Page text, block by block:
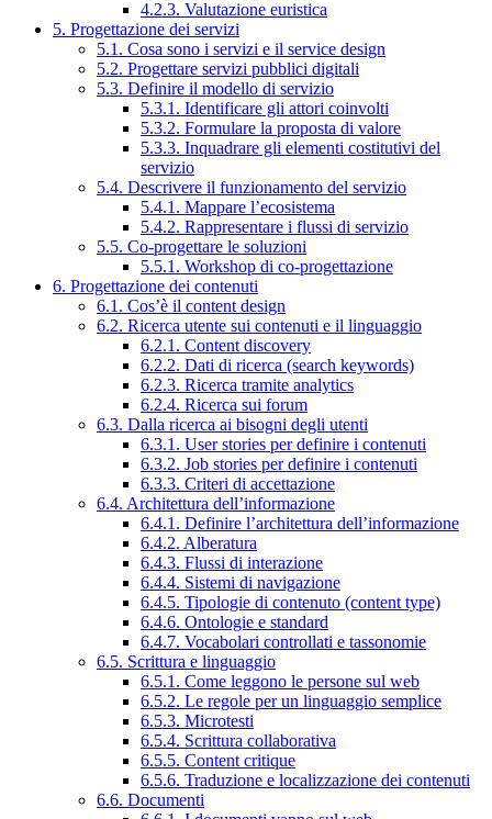
4.2.3. Valutazione euristica
5. Progettazione dei servizi
5.1. Cosa sono i servizi e il service design
5.2. Progettare servizi pubblici digitali
5.3. Definire il modello di servizio
5.3.1. Identificare gli attori coinvolti
5.3.2. Formulare la proposta di valore
5.3.3. Inquadrare gli elementi costitutivi del
servizio
5.4. Descrivere il funzionamento del servizio
5.4.1. Mappare l’ecosistema
5.4.2. Rappresentare i flussi di servizio
5.5. Co-progettare le soluzioni
5.5.1. Workshop di co-progettazione
6. Progettazione dei contenuti
6.1. Cos’è il content design
6.2. Ricerca utente sui contenuti e il linguaggio
6.2.1. Content discovery
6.2.2. Dati di ricerca (search keywords)
6.2.3. Ricerca tramite analytics
6.2.4. Ricerca sui forum
6.3. Dalla ricerca ai bisogni degli utenti
6.3.1. User stories per definire i contenuti
6.3.2. Job stories per definire i contenuti
6.3.3. Criteri di accettazione
6.4. Architettura dell’informazione
6.4.1. Definire l’architettura dell’informazione
6.4.2. Alberatura
6.4.3. Flussi di interazione
6.4.4. Sistemi di navigazione
6.4.5. Tipologie di contenuto (content type)
6.4.6. Ontologie e standard
6.4.7. Vocabolari controllati e tassonomie
6.5. Scrittura e linguaggio
6.5.1. Come leggono le persone sul web
6.5.2. Le regole per un linguaggio semplice
6.5.3. Microtesti
6.5.4. Scrittura collaborativa
6.5.5. Content critique
6.5.6. Traduzione e localizzazione dei contenuti
6.6. Documenti